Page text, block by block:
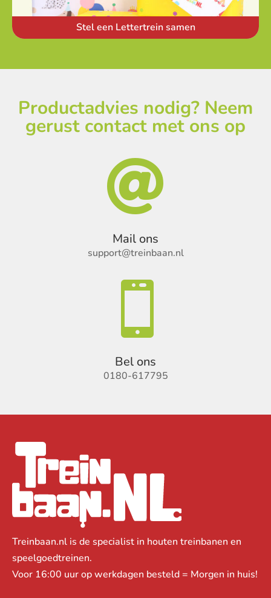
Stel een Lettertrein samen
Productadvies nodig? Neem
gerust contact met ons op

Mail ons
support@treinbaan.nl

Bel ons
0180-617795
Treinbaan.nl is de specialist in houten treinbanen en
speelgoedtreinen.
Voor 16:00 uur op werkdagen besteld = Morgen in huis!